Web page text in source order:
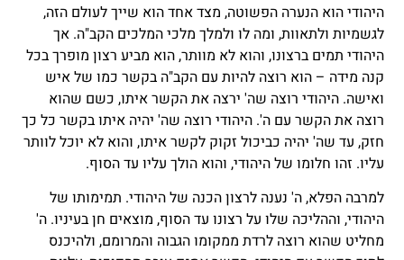
היהודי הוא הנערה הפשוטה, מצד אחד הוא שייך לעולם הזה,
לגשמיות ולתאוות, ומה לו ולמלך מלכי המלכים הקב"ה. אך
היהודי תמים ברצונו, והוא לא מוותר, הוא מביע רצון מופרך בכל
קנה מידה – הוא רוצה להיות עם הקב"ה בקשר כמו של איש
ואישה. היהודי רוצה שה' ירצה את הקשר איתו, כשם שהוא
רוצה את הקשר עם ה'. היהודי רוצה שה' יהיה איתו בקשר כל כך
חזק, עד שה' יהיה כביכול זקוק לקשר איתו, והוא לא יוכל לוותר
עליו. זהו חלומו של היהודי, והוא הולך עליו עד הסוף.
למרבה הפלא, ה' נענה לרצון הכנה של היהודי. תמימותו של
היהודי, וההליכה שלו על רצונו עד הסוף, מוצאים חן בעיניו. ה'
מחליט שהוא רוצה לרדת ממקומו הגבוה והמרומם, ולהיכנס